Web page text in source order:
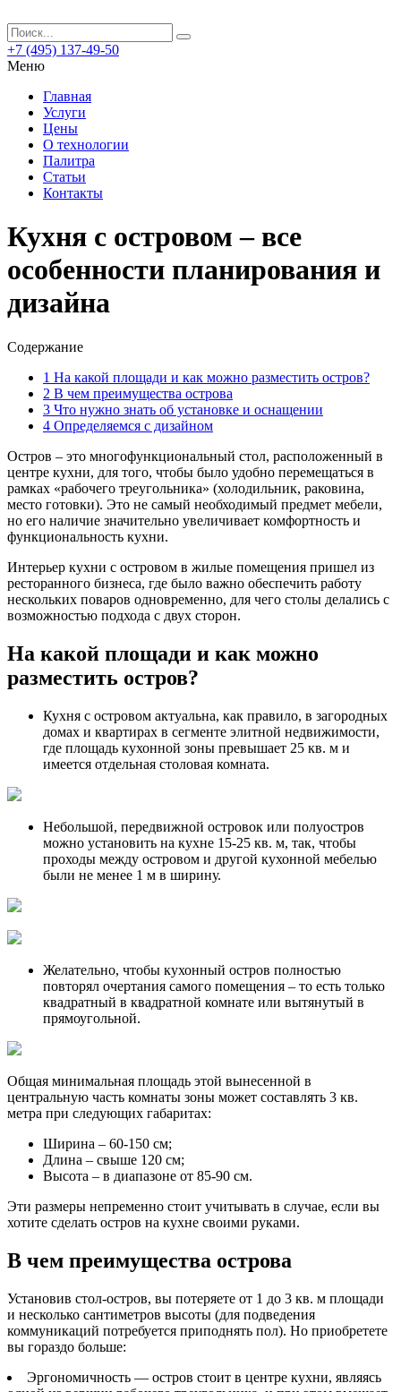
+7 (495) 137-49-50
Меню
Главная
Услуги
Цены
О технологии
Палитра
Статьи
Контакты
Кухня с островом – все
особенности планирования и
дизайна
Содержание
1 На какой площади и как можно разместить остров?
2 В чем преимущества острова
3 Что нужно знать об установке и оснащении
4 Определяемся с дизайном
Остров – это многофункциональный стол, расположенный в
центре кухни, для того, чтобы было удобно перемещаться в
рамках «рабочего треугольника» (холодильник, раковина,
место готовки). Это не самый необходимый предмет мебели,
но его наличие значительно увеличивает комфортность и
функциональность кухни.
Интерьер кухни с островом в жилые помещения пришел из
ресторанного бизнеса, где было важно обеспечить работу
нескольких поваров одновременно, для чего столы делались с
возможностью подхода с двух сторон.
На какой площади и как можно
разместить остров?
Кухня с островом актуальна, как правило, в загородных
домах и квартирах в сегменте элитной недвижимости,
где площадь кухонной зоны превышает 25 кв. м и
имеется отдельная столовая комната.
Небольшой, передвижной островок или полуостров
можно установить на кухне 15-25 кв. м, так, чтобы
проходы между островом и другой кухонной мебелью
были не менее 1 м в ширину.
Желательно, чтобы кухонный остров полностью
повторял очертания самого помещения – то есть только
квадратный в квадратной комнате или вытянутый в
прямоугольной.
Общая минимальная площадь этой вынесенной в
центральную часть комнаты зоны может составлять 3 кв.
метра при следующих габаритах:
Ширина – 60-150 см;
Длина – свыше 120 см;
Высота – в диапазоне от 85-90 см.
Эти размеры непременно стоит учитывать в случае, если вы
хотите сделать остров на кухне своими руками.
В чем преимущества острова
Установив стол-остров, вы потеряете от 1 до 3 кв. м площади
и несколько сантиметров высоты (для подведения
коммуникаций потребуется приподнять пол). Но приобретете
вы гораздо больше:
Эргономичность — остров стоит в центре кухни, являясь